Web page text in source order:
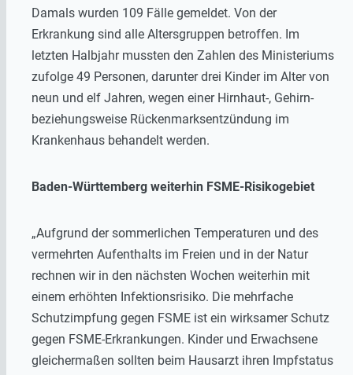
Damals wurden 109 Fälle gemeldet. Von der
Erkrankung sind alle Altersgruppen betroffen. Im
letzten Halbjahr mussten den Zahlen des Ministeriums
zufolge 49 Personen, darunter drei Kinder im Alter von
neun und elf Jahren, wegen einer Hirnhaut-, Gehirn-
beziehungsweise Rückenmarksentzündung im
Krankenhaus behandelt werden.
Baden-Württemberg weiterhin FSME-Risikogebiet
„Aufgrund der sommerlichen Temperaturen und des
vermehrten Aufenthalts im Freien und in der Natur
rechnen wir in den nächsten Wochen weiterhin mit
einem erhöhten Infektionsrisiko. Die mehrfache
Schutzimpfung gegen FSME ist ein wirksamer Schutz
gegen FSME-Erkrankungen. Kinder und Erwachsene
gleichermaßen sollten beim Hausarzt ihren Impfstatus